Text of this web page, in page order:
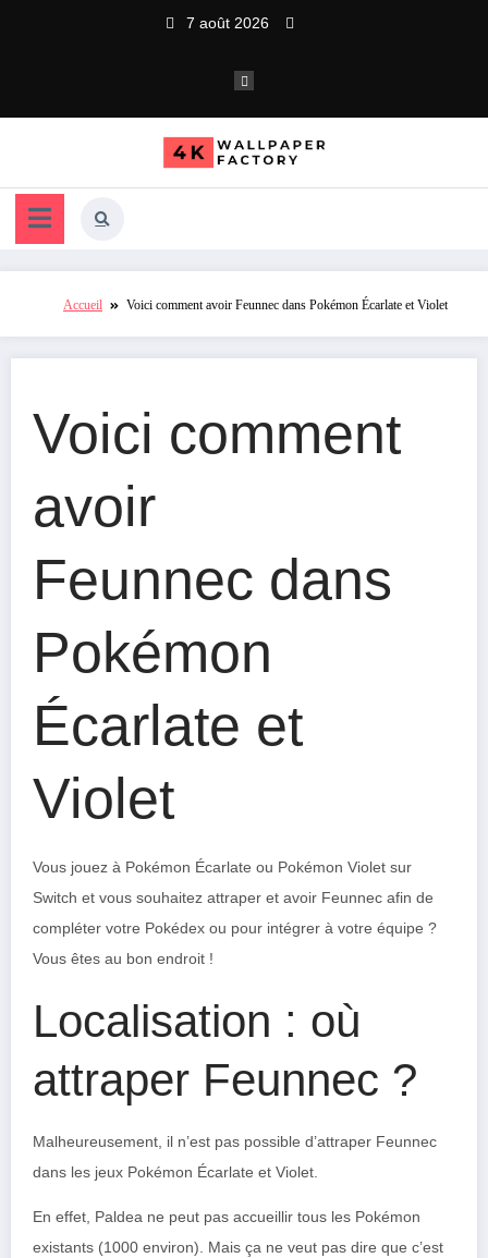
7 août 2026
Accueil Voici comment avoir Feunnec dans Pokémon Écarlate et Violet
Voici comment
avoir
Feunnec dans
Pokémon
Écarlate et
Violet
Vous jouez à Pokémon Écarlate ou Pokémon Violet sur
Switch et vous souhaitez attraper et avoir Feunnec afin de
compléter votre Pokédex ou pour intégrer à votre équipe ?
Vous êtes au bon endroit !
Localisation : où
attraper Feunnec ?
Malheureusement, il n’est pas possible d’attraper Feunnec
dans les jeux Pokémon Écarlate et Violet.
En effet, Paldea ne peut pas accueillir tous les Pokémon
existants (1000 environ). Mais ça ne veut pas dire que c’est